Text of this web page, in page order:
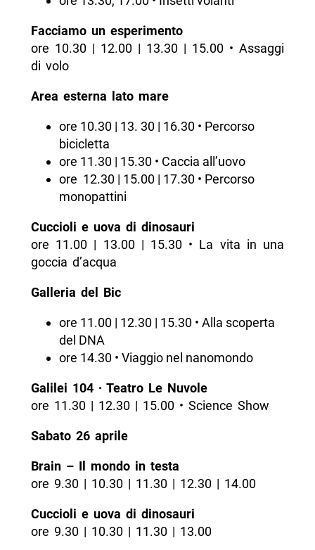
Facciamo un esperimento
ore 10.30 | 12.00 | 13.30 | 15.00 • Assaggi
di volo
Area esterna lato mare
ore 10.30 | 13. 30 | 16.30 • Percorso
bicicletta
ore 11.30 | 15.30 • Caccia all’uovo
ore 12.30 | 15.00 | 17.30 • Percorso
monopattini
Cuccioli e uova di dinosauri
ore 11.00 | 13.00 | 15.30 • La vita in una
goccia d’acqua
Galleria del Bic
ore 11.00 | 12.30 | 15.30 • Alla scoperta
del DNA
ore 14.30 • Viaggio nel nanomondo
Galilei 104 ∙ Teatro Le Nuvole
ore 11.30 | 12.30 | 15.00 • Science Show
Sabato 26 aprile
Brain – Il mondo in testa
ore 9.30 | 10.30 | 11.30 | 12.30 | 14.00
Cuccioli e uova di dinosauri
ore 9.30 | 10.30 | 11.30 | 13.00